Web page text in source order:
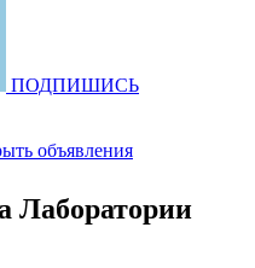
ПОДПИШИСЬ
объявления
Лаборатории